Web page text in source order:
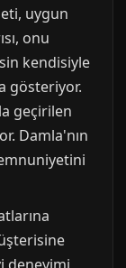
uygun
onu
kendisiyle
gösteriyor.
geçirilen
Damla'nın